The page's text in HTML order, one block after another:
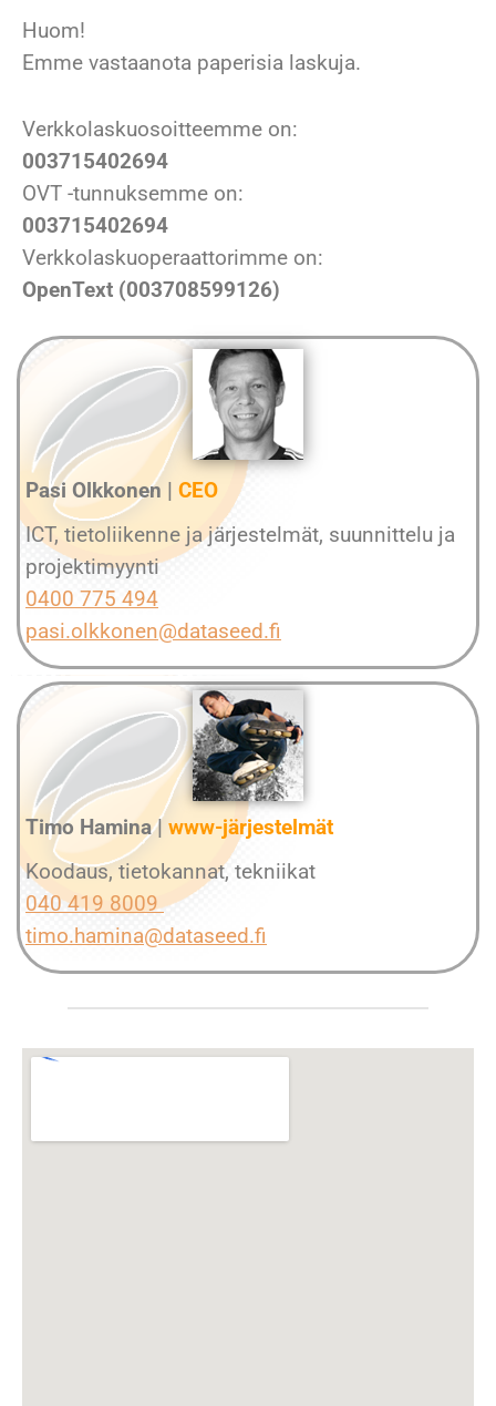
Huom!
Emme vastaanota paperisia laskuja.
Verkkolaskuosoitteemme on:
003715402694
OVT -tunnuksemme on:
003715402694
Verkkolaskuoperaattorimme on:
OpenText (003708599126)
Pasi Olkkonen | CEO
ICT, tietoliikenne ja järjestelmät, suunnittelu ja
projektimyynti
0400 775 494
pasi.olkkonen@dataseed.fi
Timo Hamina | www-järjestelmät
Koodaus, tietokannat, tekniikat
040 419 8009
timo.hamina@dataseed.fi